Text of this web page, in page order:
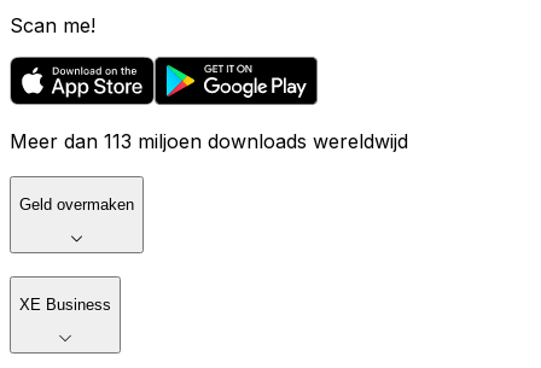
Scan me!
Meer dan 113 miljoen downloads wereldwijd
Geld overmaken
XE Business